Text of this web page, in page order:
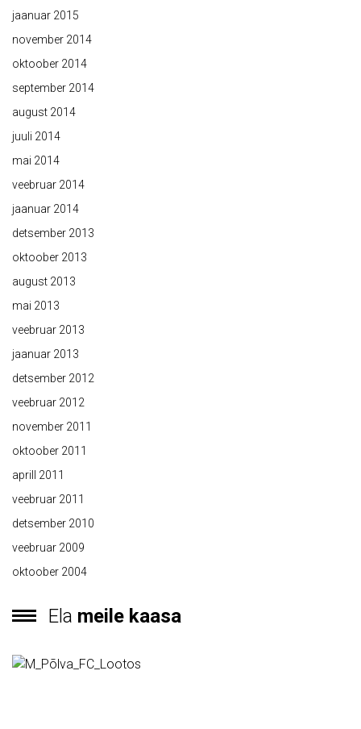
jaanuar 2015
november 2014
oktoober 2014
september 2014
august 2014
juuli 2014
mai 2014
veebruar 2014
jaanuar 2014
detsember 2013
oktoober 2013
august 2013
mai 2013
veebruar 2013
jaanuar 2013
detsember 2012
veebruar 2012
november 2011
oktoober 2011
aprill 2011
veebruar 2011
detsember 2010
veebruar 2009
oktoober 2004
Ela meile kaasa